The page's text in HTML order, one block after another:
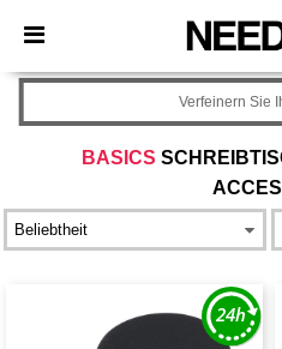
× Needen App
Bessere Preise in der App!
BASICS
Verfeinern Sie